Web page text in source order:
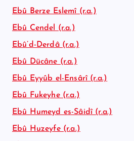
Ebû Berze Eslemî (r.a.)
Ebû Cendel (r.a.)
Ebû’d-Derdâ (r.a.)
Ebû Dücâne (r.a.)
Ebû Eyyûb el-Ensârî (r.a.)
Ebû Fukeyhe (r.a.)
Ebû Humeyd es-Sâidî (r.a.)
Ebû Huzeyfe (r.a.)